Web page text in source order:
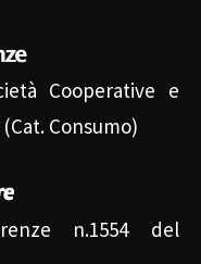
Cooperative e
Consumo)
n.1554 del